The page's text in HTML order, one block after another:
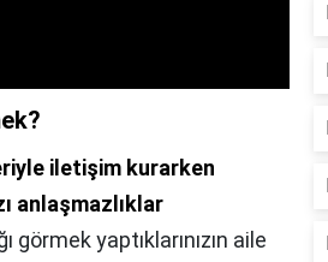
iletişim kurarken
anlaşmazlıklar
görmek yaptıklarınızın aile